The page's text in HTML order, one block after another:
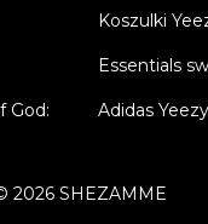
God:
Koszulki
Essentials
Adidas
2026SHEZAMME